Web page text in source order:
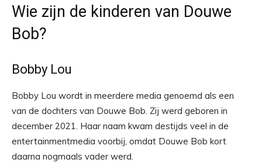
Wie zijn de kinderen van Douwe
Bob?
Bobby Lou
Bobby Lou wordt in meerdere media genoemd als een
van de dochters van Douwe Bob. Zij werd geboren in
december 2021. Haar naam kwam destijds veel in de
entertainmentmedia voorbij, omdat Douwe Bob kort
daarna nogmaals vader werd.